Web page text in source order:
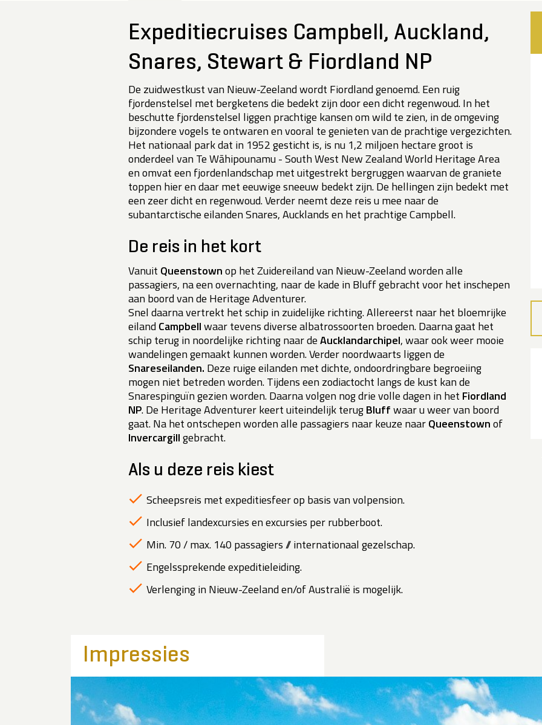
Expeditiecruises Campbell, Auckland,
Snares, Stewart & Fiordland NP
De zuidwestkust van Nieuw-Zeeland wordt Fiordland genoemd. Een ruig
fjordenstelsel met bergketens die bedekt zijn door een dicht regenwoud. In het
beschutte fjordenstelsel liggen prachtige kansen om wild te zien, in de omgeving
bijzondere vogels te ontwaren en vooral te genieten van de prachtige vergezichten.
Het nationaal park dat in 1952 gesticht is, is nu 1,2 miljoen hectare groot is
onderdeel van Te Wāhipounamu - South West New Zealand World Heritage Area
en omvat een fjordenlandschap met uitgestrekt bergruggen waarvan de graniete
toppen hier en daar met eeuwige sneeuw bedekt zijn. De hellingen zijn bedekt met
een zeer dicht en regenwoud. Verder neemt deze reis u mee naar de
subantarctische eilanden Snares, Aucklands en het prachtige Campbell.
De reis in het kort
Vanuit Queenstownop het Zuidereiland van Nieuw-Zeeland worden alle
passagiers, na een overnachting, naar de kade in Bluff gebracht voor het inschepen
aan boord van de Heritage Adventurer.
Snel daarna vertrekt het schip in zuidelijke richting. Allereerst naar het bloemrijke
eiland Campbellwaar tevens diverse albatrossoorten broeden. Daarna gaat het
schip terug in noordelijke richting naar deAucklandarchipel, waar ook weer mooie
wandelingen gemaakt kunnen worden. Verder noordwaarts liggen de
Snareseilanden. Deze ruige eilanden met dichte, ondoordringbare begroeiing
mogen niet betreden worden. Tijdens een zodiactocht langs de kust kan de
Snarespinguïn gezien worden. Daarna volgen nog drie volle dagen in het Fiordland
NP. De Heritage Adventurer keert uiteindelijk terugBluffwaar u weer van boord
gaat. Na het ontschepen worden alle passagiers naar keuze naarQueenstownof
Invercargillgebracht.
Als u deze reis kiest
Scheepsreis met expeditiesfeer op basis van volpension.
Inclusief landexcursies en excursies per rubberboot.
Min. 70 / max. 140 passagiers // internationaal gezelschap.
Engelssprekende expeditieleiding.
Verlenging in Nieuw-Zeeland en/of Australië is mogelijk.
Impressies